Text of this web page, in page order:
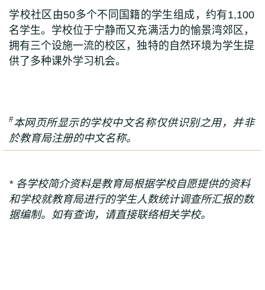
学校社区由50多个不同国籍的学生组成，约有1,100
名学生。学校位于宁静而又充满活力的愉景湾郊区，
拥有三个设施一流的校区，独特的自然环境为学生提
供了多种课外学习机会。
#本网页所显示的学校中文名称仅供识别之用，并非
於教育局注册的中文名称。
* 各学校简介资料是教育局根据学校自愿提供的资料
和学校就教育局进行的学生人数统计调查所汇报的数
据编制。如有查询，请直接联络相关学校。